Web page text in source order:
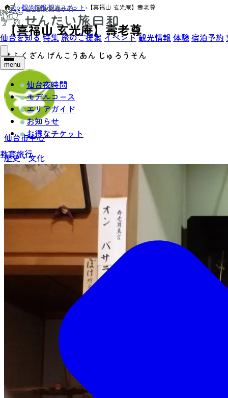
仙台を知る 特集旅のご提案 イベント観光情報 体験宿泊予約
menu
仙台夜時間
モデルコース
エリアガイド
お知らせ
お得なチケット
教育旅行
Top›観光情報›観光スポット› 【喜福山 玄光庵】壽老尊
【喜福山 玄光庵】壽老尊
きふくざん げんこうあん じゅろうそん
仙台市中心
歴史・文化